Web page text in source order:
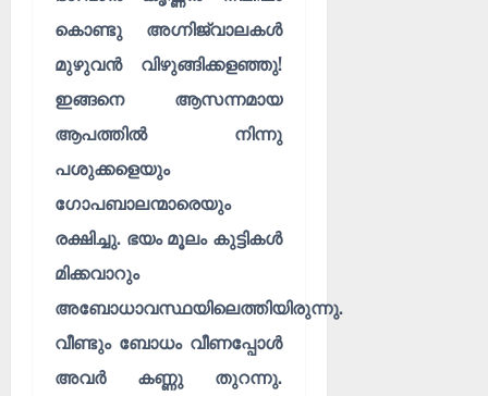
കൊണ്ടു അഗ്നിജ്വാലകൾ
മുഴുവൻ വിഴുങ്ങിക്കളഞ്ഞു!
ഇങ്ങനെ ആസന്നമായ
ആപത്തിൽ നിന്നു
പശുക്കളെയും
ഗോപബാലന്മാരെയും
രക്ഷിച്ചു. ഭയം മൂലം കുട്ടികൾ
മിക്കവാറും
അബോധാവസ്ഥയിലെത്തിയിരുന്നു.
വീണ്ടും ബോധം വീണപ്പോൾ
അവർ കണ്ണു തുറന്നു.